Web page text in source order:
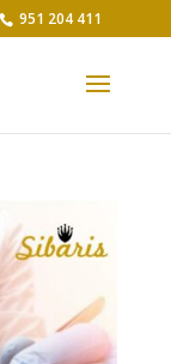
951 204 411